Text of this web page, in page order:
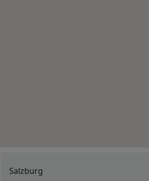
Salzburg